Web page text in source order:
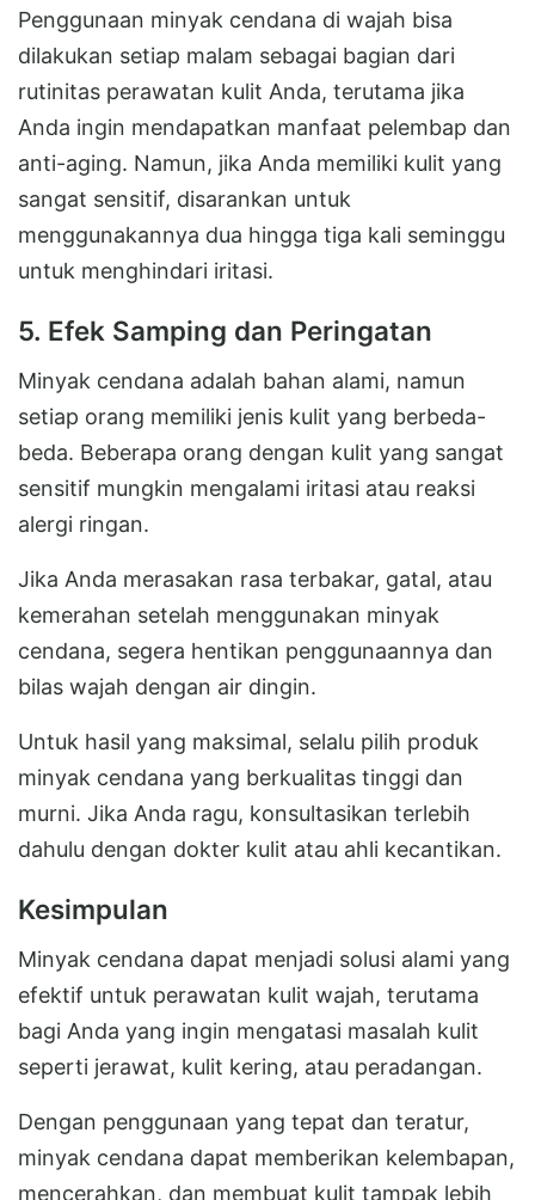
Penggunaan minyak cendana di wajah bisa
dilakukan setiap malam sebagai bagian dari
rutinitas perawatan kulit Anda, terutama jika
Anda ingin mendapatkan manfaat pelembap dan
anti-aging. Namun, jika Anda memiliki kulit yang
sangat sensitif, disarankan untuk
menggunakannya dua hingga tiga kali seminggu
untuk menghindari iritasi.
5. Efek Samping dan Peringatan
Minyak cendana adalah bahan alami, namun
setiap orang memiliki jenis kulit yang berbeda-
beda. Beberapa orang dengan kulit yang sangat
sensitif mungkin mengalami iritasi atau reaksi
alergi ringan.
Jika Anda merasakan rasa terbakar, gatal, atau
kemerahan setelah menggunakan minyak
cendana, segera hentikan penggunaannya dan
bilas wajah dengan air dingin.
Untuk hasil yang maksimal, selalu pilih produk
minyak cendana yang berkualitas tinggi dan
murni. Jika Anda ragu, konsultasikan terlebih
dahulu dengan dokter kulit atau ahli kecantikan.
Kesimpulan
Minyak cendana dapat menjadi solusi alami yang
efektif untuk perawatan kulit wajah, terutama
bagi Anda yang ingin mengatasi masalah kulit
seperti jerawat, kulit kering, atau peradangan.
Dengan penggunaan yang tepat dan teratur,
minyak cendana dapat memberikan kelembapan,
mencerahkan, dan membuat kulit tampak lebih